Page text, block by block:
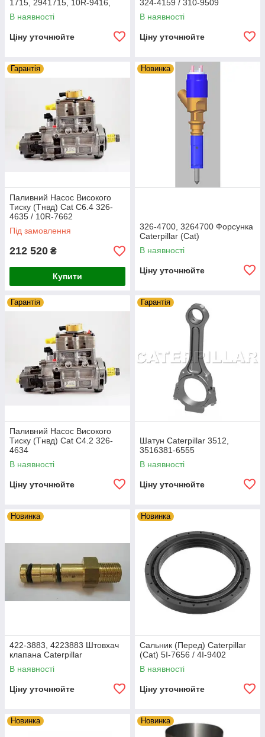
1715, 2941715, 10R-9416,
10R9416
В наявності
Ціну уточнюйте
324-4159 / 310-9509
В наявності
Ціну уточнюйте
Гарантія
Паливний Насос Високого
Тиску (Тнвд) Cat C6.4 326-
4635 / 10R-7662
Під замовлення
212 520 ₴
Купити
Новинка
326-4700, 3264700 Форсунка
Caterpillar (Cat)
В наявності
Ціну уточнюйте
Гарантія
Паливний Насос Високого
Тиску (Тнвд) Cat C4.2 326-
4634
В наявності
Ціну уточнюйте
Гарантія
Шатун Caterpillar 3512,
3516381-6555
В наявності
Ціну уточнюйте
Новинка
422-3883, 4223883 Штовхач
клапана Caterpillar
В наявності
Ціну уточнюйте
Новинка
Сальник (Перед) Caterpillar
(Cat) 5I-7656 / 4I-9402
В наявності
Ціну уточнюйте
Новинка Новинка